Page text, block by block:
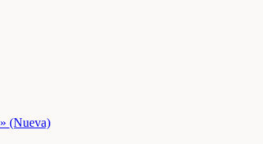
» (Nueva)